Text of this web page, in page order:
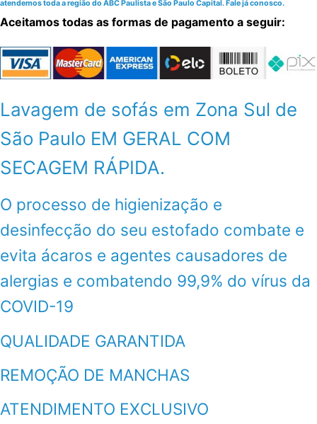
atendemos toda a região do ABC Paulista e São Paulo Capital. Fale já conosco.
Aceitamos todas as formas de pagamento a seguir:
Lavagem de sofás em Zona Sul de
São Paulo EM GERAL COM
SECAGEM RÁPIDA.
O processo de higienização e
desinfecção do seu estofado combate e
evita ácaros e agentes causadores de
alergias e combatendo 99,9% do vírus da
COVID-19
QUALIDADE GARANTIDA
REMOÇÃO DE MANCHAS
ATENDIMENTO EXCLUSIVO